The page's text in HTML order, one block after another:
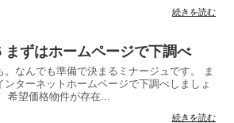
続きを読む
まずはホームページで下調べ
。なんでも準備で決まるミナージュです。 ま
ンターネットホームページで下調べしましょ
希望価格物件が存在...
続きを読む